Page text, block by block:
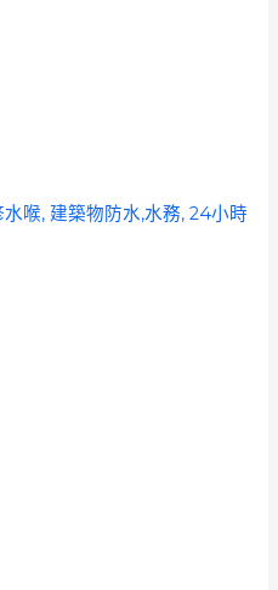
喉, 建築物防水,水務, 24小時